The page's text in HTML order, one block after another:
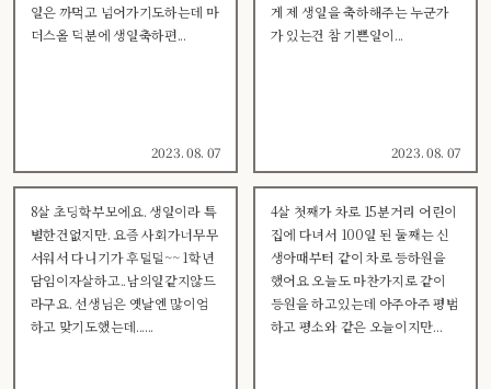
일은 까먹고 넘어가기도하는데 마
더스올 덕분에 생일축하편...
2023. 08. 07
게 제 생일을 축하해주는 누군가
가 있는건 참 기쁜일이...
2023. 08. 07
8살 초딩학부모에요. 생일이라 특
별한건없지만. 요즘 사회가너무무
서워서 다니기가 후덜덜~~ 1학년
담임이자살하고..남의일같지않드
라구요. 선생님은 옛날엔 많이엄
하고 맞기도했는데......
4살 첫째가 차로 15분거리 어린이
집에 다녀서 100일 된 둘째는 신
생아때부터 같이 차로 등하원을
했어요 오늘도 마찬가지로 같이
등원을 하고있는데 아주아주 평범
하고 평소와 같은 오늘이지만...